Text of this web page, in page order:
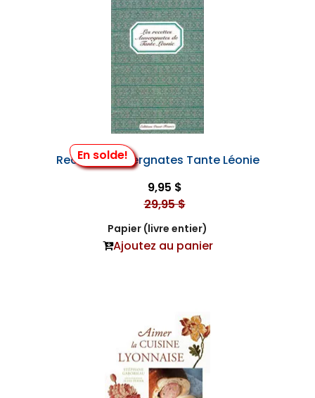
En solde!
Recettes Auvergnates Tante Léonie
9,95 $
29,95 $
Papier (livre entier)
Ajoutez au panier